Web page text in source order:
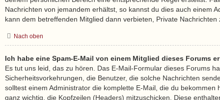
Nachrichten von jemandem erhältst, so kannst du dies auch einem
kann dem betreffenden Mitglied dann verbieten, Private Nachrichten
Nach oben
Ich habe eine Spam-E-Mail von einem Mitglied dieses Forums
Es tut uns leid, das zu hören. Das E-Mail-Formular dieses Forums
Sicherheitsvorkehrungen, die Benutzer, die solche Nachrichten
solltest einem Administrator die komplette E-Mail, die du bekommen
ganz wichtig, die Kopfzeilen (Headers) mitzuschicken. Diese